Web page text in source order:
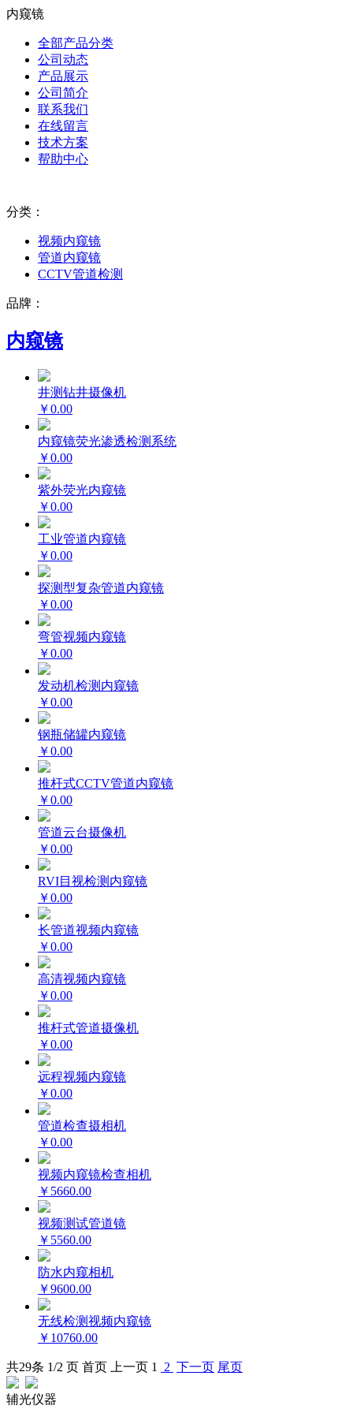
内窥镜
全部产品分类
公司动态
产品展示
公司简介
联系我们
在线留言
技术方案
帮助中心
分类：
视频内窥镜
管道内窥镜
CCTV管道检测
品牌：
内窥镜
井测钻井摄像机
￥0.00
内窥镜荧光渗透检测系统
￥0.00
紫外荧光内窥镜
￥0.00
工业管道内窥镜
￥0.00
探测型复杂管道内窥镜
￥0.00
弯管视频内窥镜
￥0.00
发动机检测内窥镜
￥0.00
钢瓶储罐内窥镜
￥0.00
推杆式CCTV管道内窥镜
￥0.00
管道云台摄像机
￥0.00
RVI目视检测内窥镜
￥0.00
长管道视频内窥镜
￥0.00
高清视频内窥镜
￥0.00
推杆式管道摄像机
￥0.00
远程视频内窥镜
￥0.00
管道检查摄相机
￥0.00
视频内窥镜检查相机
￥5660.00
视频测试管道镜
￥5560.00
防水内窥相机
￥9600.00
无线检测视频内窥镜
￥10760.00
共29条 1/2 页 首页 上一页 1 2 下一页 尾页
辅光仪器